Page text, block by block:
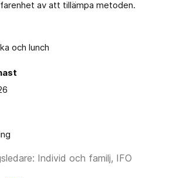
av att tillämpa metoden.
och lunch
Individ och familj, IFO